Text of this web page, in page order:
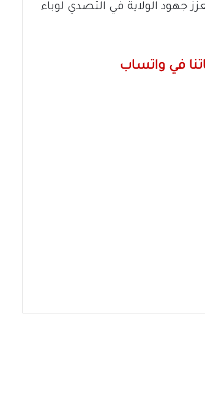
جهود الولاية في التصدي لوباء
في واتساب